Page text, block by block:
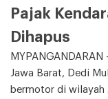
Pajak
Dihapus
Jawa Barat, Dedi
bermotor di wilayah